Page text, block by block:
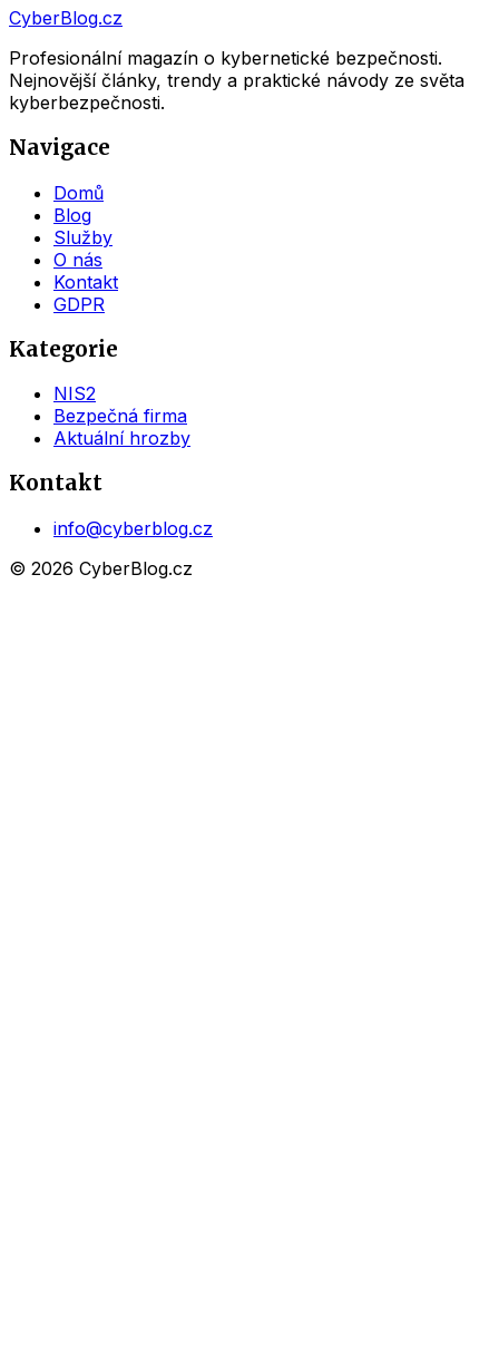
CyberBlog.cz
Profesionální magazín o kybernetické bezpečnosti.
Nejnovější články, trendy a praktické návody ze světa
kyberbezpečnosti.
Navigace
Domů
Blog
Služby
O nás
Kontakt
GDPR
Kategorie
NIS2
Bezpečná firma
Aktuální hrozby
Kontakt
info@cyberblog.cz
© 2026 CyberBlog.cz